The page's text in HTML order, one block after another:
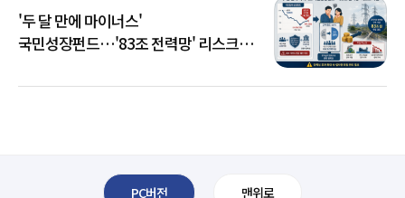
'두 달 만에 마이너스'
국민성장펀드…'83조 전력망' 리스크
PC버전 맨위로